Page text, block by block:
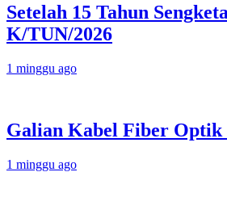
Setelah 15 Tahun
K/TUN/2026
1 minggu ago
Galian Kabel Fiber Optik
1 minggu ago